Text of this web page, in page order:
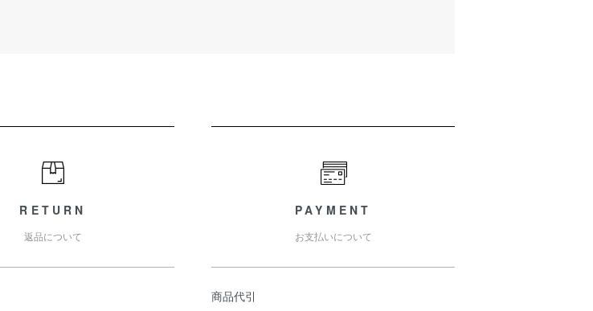
RETURN
返品について
PAYMENT
お支払いについて
商品代引